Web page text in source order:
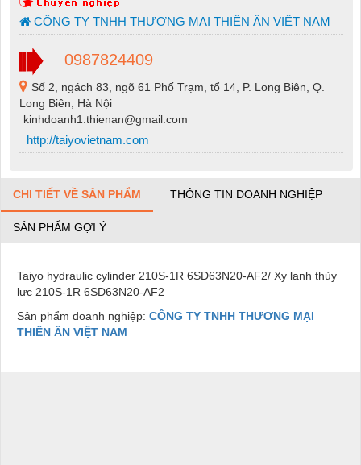
CÔNG TY TNHH THƯƠNG MẠI THIÊN ÂN VIỆT NAM
0987824409
Số 2, ngách 83, ngõ 61 Phố Trạm, tổ 14, P. Long Biên, Q.
Long Biên, Hà Nội
kinhdoanh1.thienan@gmail.com
http://taiyovietnam.com
CHI TIẾT VỀ SẢN PHẨM THÔNG TIN DOANH NGHIỆP
SẢN PHẨM GỢI Ý
Taiyo hydraulic cylinder 210S-1R 6SD63N20-AF2/ Xy lanh thủy
lực 210S-1R 6SD63N20-AF2
Sản phẩm doanh nghiệp: CÔNG TY TNHH THƯƠNG MẠI
THIÊN ÂN VIỆT NAM